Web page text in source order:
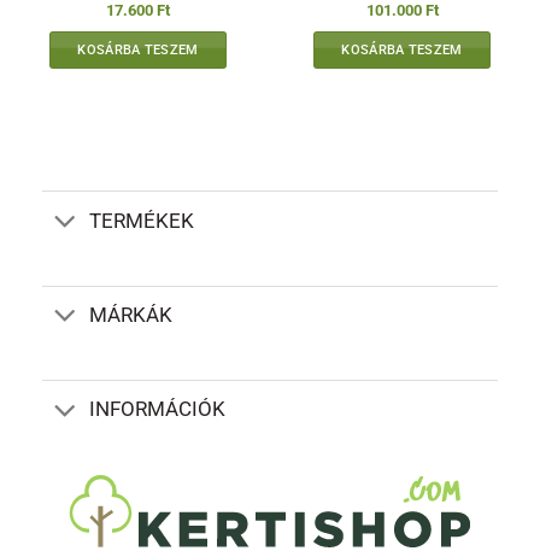
17.600 Ft
KOSÁRBA TESZEM
101.000 Ft
KOSÁRBA TESZEM
TERMÉKEK
MÁRKÁK
INFORMÁCIÓK